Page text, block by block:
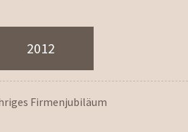
2012
Firmenjubiläum